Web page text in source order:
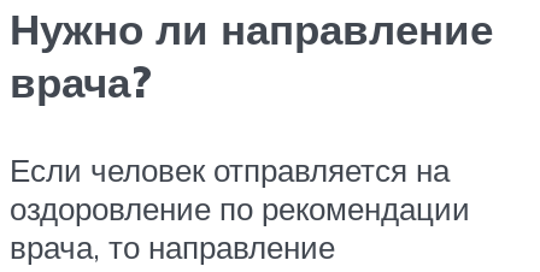
Нужно ли направление
врача?
Если человек отправляется на
оздоровление по рекомендации
врача, то направление